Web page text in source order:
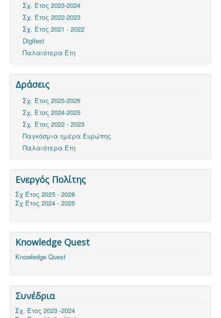
Σχ. Έτος 2023-2024
Σχ. Έτος 2022-2023
Σχ. Έτος 2021 - 2022
Digifest
Παλαιότερα Έτη
Δράσεις
Σχ. Έτος 2025-2026
Σχ. Έτος 2024-2025
Σχ. Έτος 2022 - 2023
Παγκόσμια ημέρα Ευρώπης
Παλαιότερα Έτη
Ενεργός Πολίτης
Σχ Έτος 2025 - 2026
Σχ Έτος 2024 - 2025
Knowledge Quest
Knowledge Quest
Συνέδρια
Σχ. Έτος 2023 -2024